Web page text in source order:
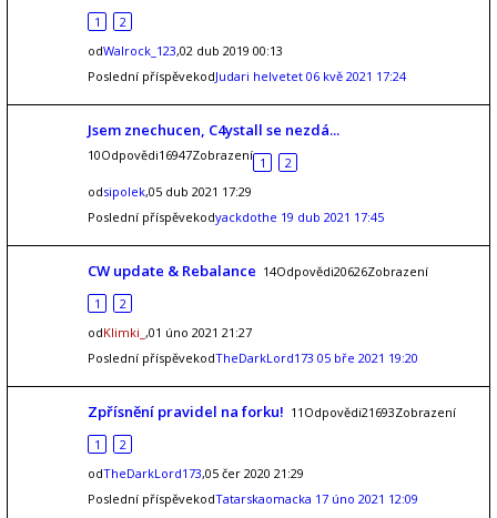
1
2
odWalrock_123,02 dub 2019 00:13
Poslední příspěvekodJudari helvetet 06 kvě 2021 17:24
Jsem znechucen, C4ystall se nezdá...
10Odpovědi16947Zobrazení 1
2
odsipolek,05 dub 2021 17:29
Poslední příspěvekodyackdothe 19 dub 2021 17:45
CW update & Rebalance 14Odpovědi20626Zobrazení
1
2
odKlimki_ ,01 úno 2021 21:27
Poslední příspěvekodTheDarkLord173 05 bře 2021 19:20
Zpřísnění pravidel na forku! 11Odpovědi21693Zobrazení
1
2
odTheDarkLord173,05 čer 2020 21:29
Poslední příspěvekodTatarskaomacka 17 úno 2021 12:09